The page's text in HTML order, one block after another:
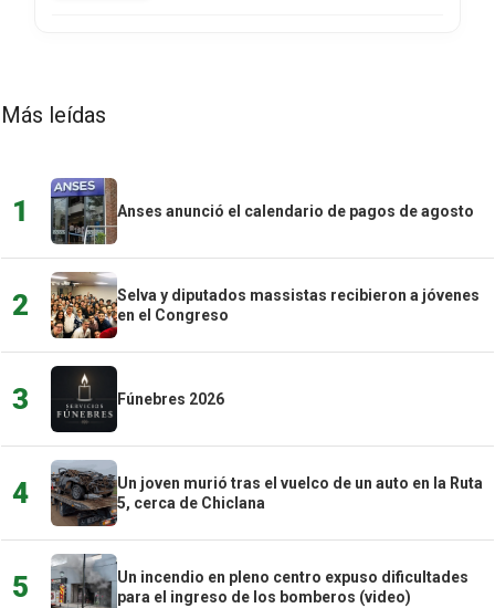
Más leídas
1 Anses anunció el calendario de pagos de agosto
2
Selva y diputados massistas recibieron a jóvenes
en el Congreso
3 Fúnebres 2026
4
Un joven murió tras el vuelco de un auto en la Ruta
5, cerca de Chiclana
5
Un incendio en pleno centro expuso dificultades
para el ingreso de los bomberos (video)